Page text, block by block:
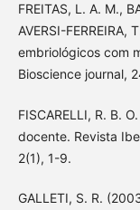
FREITAS, L. A. M.,
AVERSI-
embriológicos com
Bioscience journal,
FISCARELLI, R. B.
docente. Revista
2(1), 1-9.
GALLETI, S. R.